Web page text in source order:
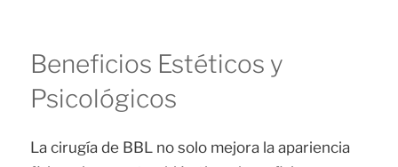
Beneficios Estéticos y
Psicológicos
La cirugía de BBL no solo mejora la apariencia